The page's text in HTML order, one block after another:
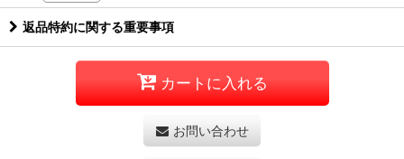
返品特約に関する重要事項
カートに入れる
お問い合わせ